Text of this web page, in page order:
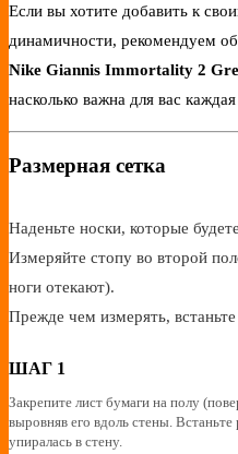
Если вы хотите добавить к
динамичности, рекомендуем
Nike Giannis Immortality 2
насколько важна для вас
Размерная сетка
Наденьте носки, которые
Измеряйте стопу во второй
ноги отекают).
Прежде чем измерять,
ШАГ 1
Закрепите лист бумаги на полу
выровняв его вдоль стены.
упиралась в стену.